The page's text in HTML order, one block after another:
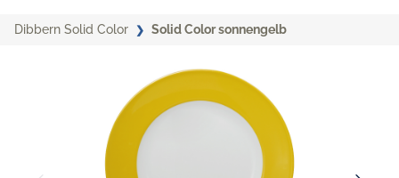
Dibbern Solid Color Solid Color sonnengelb